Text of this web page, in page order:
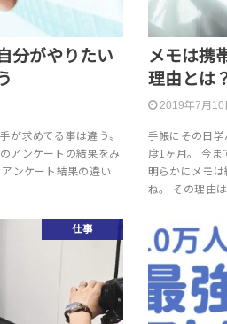
分がやりたい
が求めてる事は違う〟
アンケートの結果をみ
ンケート結果の違い
メモは携
理由とは
2019年7月10
手帳にその日
度1ヶ月。 今ま
明らかにメモ
ね。 その理由
仕事